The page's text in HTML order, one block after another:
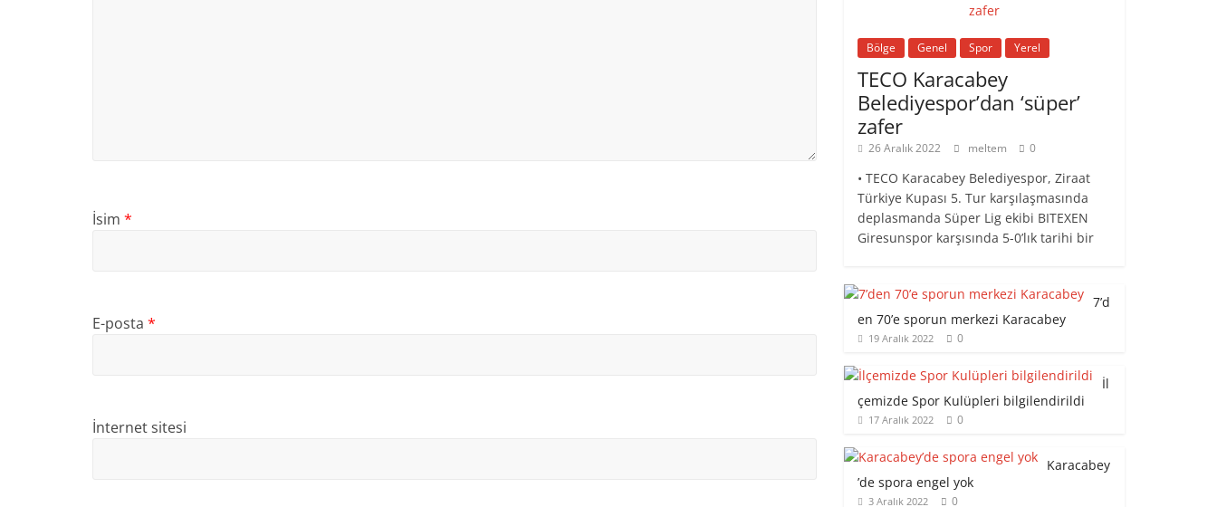
İsim *
E-posta *
İnternet sitesi
Bölge Genel Spor Yerel
TECO Karacabey
Belediyespor’dan ‘süper’
zafer
26 Aralık 2022 meltem 0
• TECO Karacabey Belediyespor, Ziraat
Türkiye Kupası 5. Tur karşılaşmasında
deplasmanda Süper Lig ekibi BITEXEN
Giresunspor karşısında 5-0’lık tarihi bir
7’d
en 70’e sporun merkezi Karacabey
19 Aralık 2022 0
İl
çemizde Spor Kulüpleri bilgilendirildi
17 Aralık 2022 0
Karacabey
’de spora engel yok
3 Aralık 2022 0